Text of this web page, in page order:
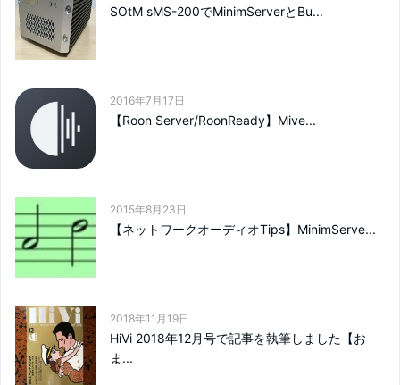
SOtM sMS-200でMinimServerとBu...
2016年7月17日
【Roon Server/RoonReady】Mive...
2015年8月23日
【ネットワークオーディオTips】MinimServe...
2018年11月19日
HiVi 2018年12月号で記事を執筆しました【お
ま...